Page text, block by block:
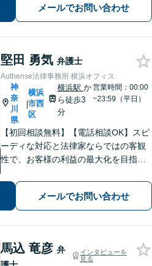
最適な債務整理をご提案【刑事事件】
交渉に強い！即日接見に努めます【夜
メールでお問い合わせ
堅田 勇気 弁護士
Authense法律事務所 横浜オフィス
神
奈
川
県
|
横浜
市西
区
横浜駅 か
ら徒歩3
分
営業時間：00:00
~23:59（平日）
【初回相談無料】【電話相談OK】スピ
ーディな対応と法律家ならではの客観
性で、お客様の利益の最大化を目指し
複雑な相続案件の豊富な解決実績あり
【完全個室対応】【子連れ相談可】
メールでお問い合わせ
馬込 竜彦 弁
インタビューを
見る